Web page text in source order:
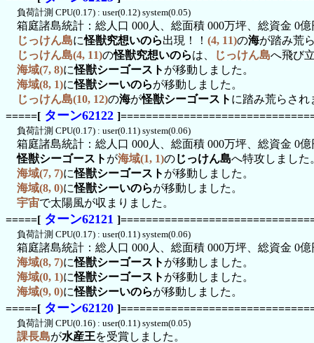
負荷計測 CPU(0.17) : user(0.12) system(0.05)
箱庭諸島統計：総人口 000人、総面積 000万坪、総資金 0億
じっけん島に怪獣究想いのら出現！！ (4, 11)の海が踏み荒
じっけん島(4, 11)の怪獣究想いのらは、 じっけん島へ飛び
海域(7, 8)に怪獣シーゴースト が移動しました。
海域(8, 1)に怪獣シーいのらが移動しました。
じっけん島(10, 12)の海が怪獣シーゴースト に踏み荒らされ
=====[ ターン62122
負荷計測 CPU(0.17) : user(0.11) system(0.06)
箱庭諸島統計：総人口 000人、総面積 000万坪、総資金 0億
怪獣シーゴースト が海域(1, 1)のじっけん島へ特攻しました
海域(7, 7)に怪獣シーゴースト が移動しました。
海域(8, 0)に怪獣シーいのらが移動しました。
宇宙で太陽風が収まりました。
=====[ ターン62121
負荷計測 CPU(0.17) : user(0.11) system(0.06)
箱庭諸島統計：総人口 000人、総面積 000万坪、総資金 0億
海域(8, 7)に怪獣シーゴースト が移動しました。
海域(0, 1)に怪獣シーゴースト が移動しました。
海域(9, 0)に怪獣シーいのらが移動しました。
=====[ ターン62120
負荷計測 CPU(0.16) : user(0.11) system(0.05)
課長島が水産王を受賞しました。